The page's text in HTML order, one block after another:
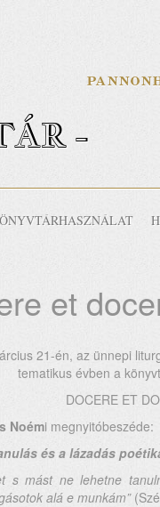
-
et
21-én, az ünnepi
tematikus évben a
DOCERE ET
Noémi megnyitóbeszéde:
és a lázadás
s mást ne lehetne
alá e munkám”